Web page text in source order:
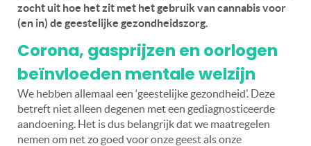
zocht uit hoe het zit met het gebruik van cannabis voor
(en in) de geestelijke gezondheidszorg.
Corona, gasprijzen en oorlogen
beïnvloeden mentale welzijn
We hebben allemaal een ‘geestelijke gezondheid’. Deze
betreft niet alleen degenen met een gediagnosticeerde
aandoening. Het is dus belangrijk dat we maatregelen
nemen om net zo goed voor onze geest als onze